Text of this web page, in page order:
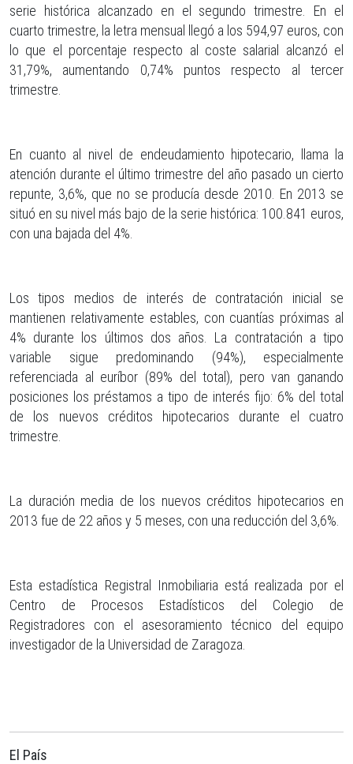
serie histórica alcanzado en el segundo trimestre. En el
cuarto trimestre, la letra mensual llegó a los 594,97 euros, con
lo que el porcentaje respecto al coste salarial alcanzó el
31,79%, aumentando 0,74% puntos respecto al tercer
trimestre.
En cuanto al nivel de endeudamiento hipotecario, llama la
atención durante el último trimestre del año pasado un cierto
repunte, 3,6%, que no se producía desde 2010. En 2013 se
situó en su nivel más bajo de la serie histórica: 100.841 euros,
con una bajada del 4%.
Los tipos medios de interés de contratación inicial se
mantienen relativamente estables, con cuantías próximas al
4% durante los últimos dos años. La contratación a tipo
variable sigue predominando (94%), especialmente
referenciada al euríbor (89% del total), pero van ganando
posiciones los préstamos a tipo de interés fijo: 6% del total
de los nuevos créditos hipotecarios durante el cuatro
trimestre.
La duración media de los nuevos créditos hipotecarios en
2013 fue de 22 años y 5 meses, con una reducción del 3,6%.
Esta estadística Registral Inmobiliaria está realizada por el
Centro de Procesos Estadísticos del Colegio de
Registradores con el asesoramiento técnico del equipo
investigador de la Universidad de Zaragoza.
El País